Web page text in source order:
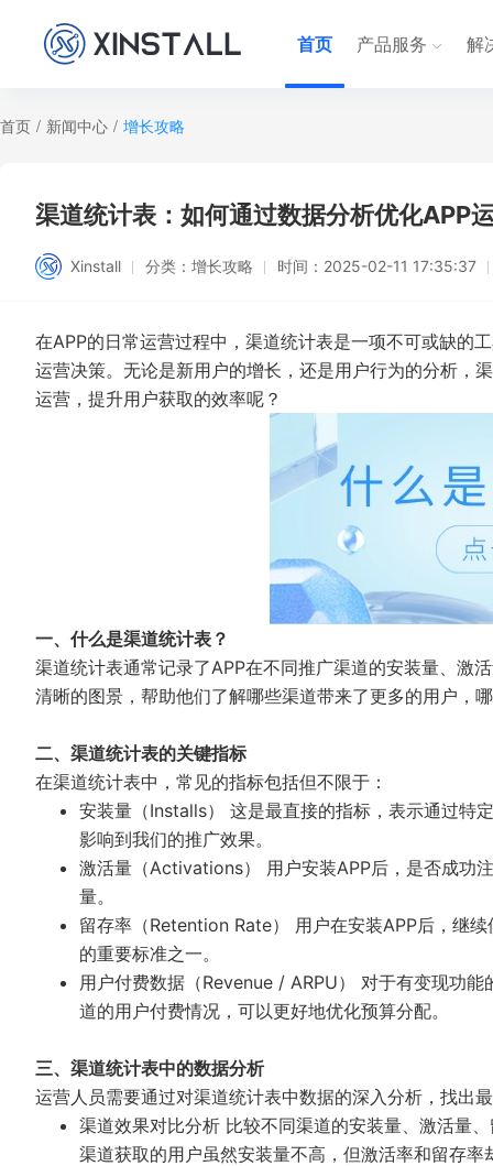
首页 产品服务 解
首页 / 新闻中心 / 增长攻略
渠道统计表：如何通过数据分析优化APP
Xinstall 分类： 增长攻略 时间： 2025-02-11 17:35:37
在APP的日常运营过程中，渠道统计表是一项不可或缺的
运营决策。无论是新用户的增长，还是用户行为的分析，
运营，提升用户获取的效率呢？
一、什么是渠道统计表？
渠道统计表通常记录了APP在不同推广渠道的安装量、激
清晰的图景，帮助他们了解哪些渠道带来了更多的用户，
二、渠道统计表的关键指标
在渠道统计表中，常见的指标包括但不限于：
安装量（Installs） 这是最直接的指标，表示通过特
影响到我们的推广效果。
激活量（Activations） 用户安装APP后，是否成功
量。
留存率（Retention Rate） 用户在安装APP后，继
的重要标准之一。
用户付费数据（Revenue / ARPU） 对于有变现功
道的用户付费情况，可以更好地优化预算分配。
三、渠道统计表中的数据分析
运营人员需要通过对渠道统计表中数据的深入分析，找出
渠道效果对比分析 比较不同渠道的安装量、激活量
渠道获取的用户虽然安装量不高，但激活率和留存